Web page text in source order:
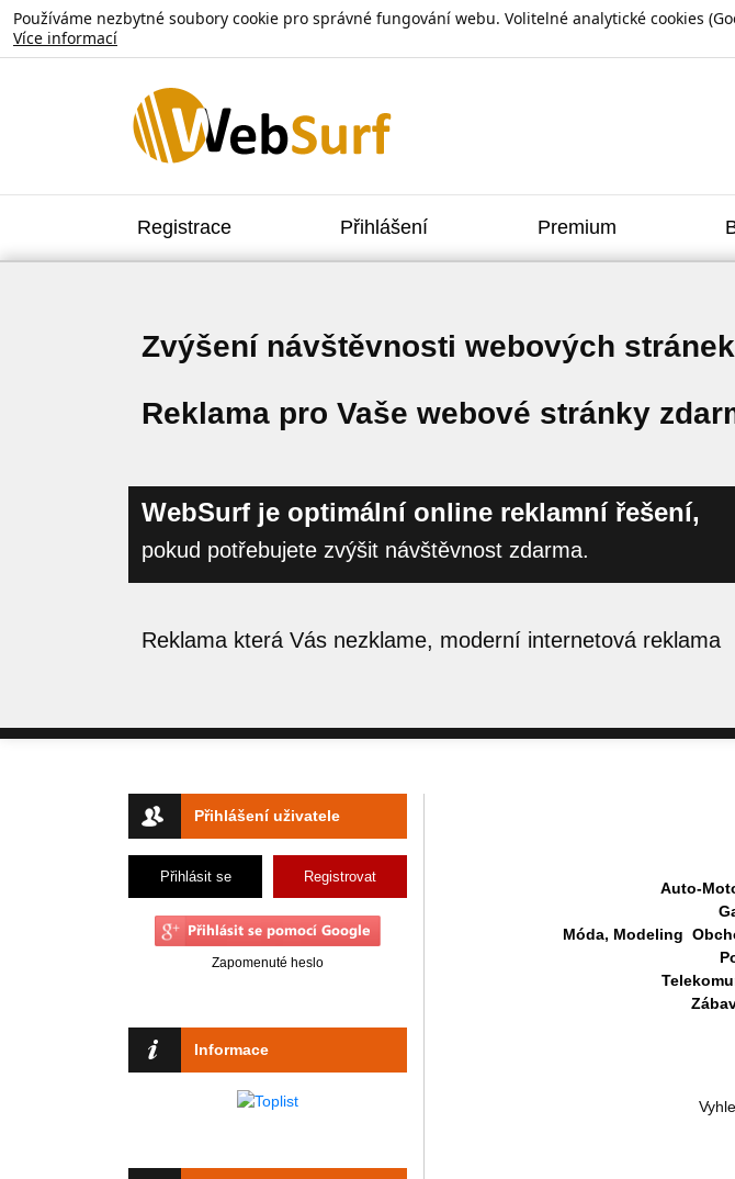
Používáme nezbytné soubory cookie pro správné fungování webu. Volitelné analytické cookies
Více informací
Registrace Přihlášení Premium
Zvýšení návštěvnosti webových stránek
Reklama pro Vaše webové stránky
WebSurf je optimální online reklamní řešení,
pokud potřebujete zvýšit návštěvnost zdarma.
Reklama která Vás nezklame, moderní internetová reklama
Přihlášení uživatele
Přihlásit se Registrovat
Zapomenuté heslo
Informace
Auto-
Móda, Modeling